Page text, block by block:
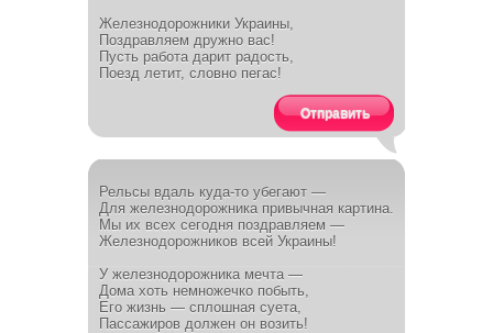
Железнодорожники Украины,
Поздравляем дружно вас!
Пусть работа дарит радость,
Поезд летит, словно пегас!
Отправить
Рельсы вдаль куда-то убегают —
Для железнодорожника привычная картина.
Мы их всех сегодня поздравляем —
Железнодорожников всей Украины!
У железнодорожника мечта —
Дома хоть немножечко побыть,
Его жизнь — сплошная суета,
Пассажиров должен он возить!